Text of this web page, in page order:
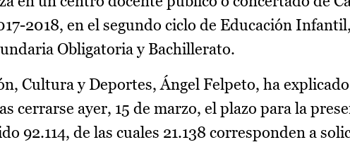
2018, en el segundo ciclo de Educación
Obligatoria y Bachillerato.
Cultura y Deportes, Ángel Felpeto, ha
cerrarse ayer, 15 de marzo, el plazo para la
92.114, de las cuales 21.138 corresponden a